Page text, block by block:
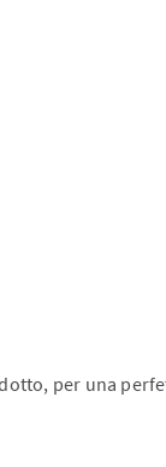
per una